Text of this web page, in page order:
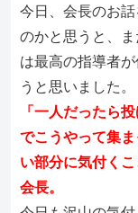
今日、会長のお
のかと思うと、
は最高の指導者
うと思いました。
「一人だったら
でこうやって集
い部分に気付く
会長。